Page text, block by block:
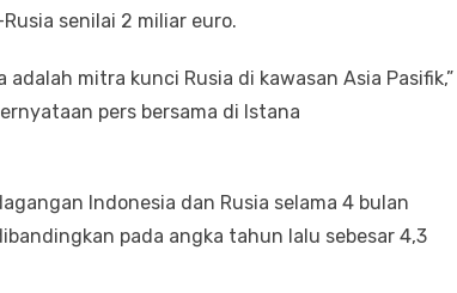
senilai 2 miliar euro.
mitra kunci Rusia di kawasan Asia Pasifik,”
pers bersama di Istana
Indonesia dan Rusia selama 4 bulan
pada angka tahun lalu sebesar 4,3